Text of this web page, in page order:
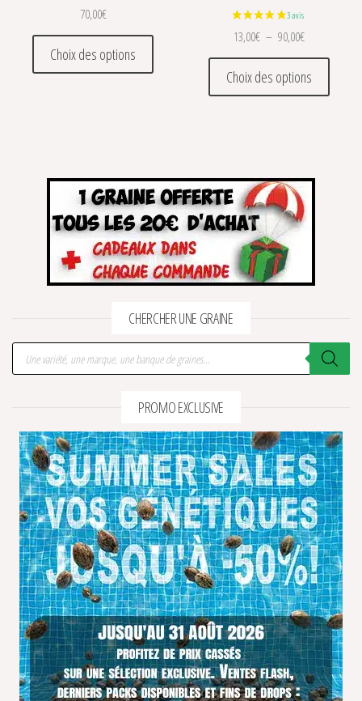
70,00€
Choix des options
Ce produit a plusieurs variations. Les
13,00€ – 90,00€Plage de prix
Choix des options
Ce
CHERCHER UNE GRAINE
Recherche de produits
PROMO EXCLUSIVE